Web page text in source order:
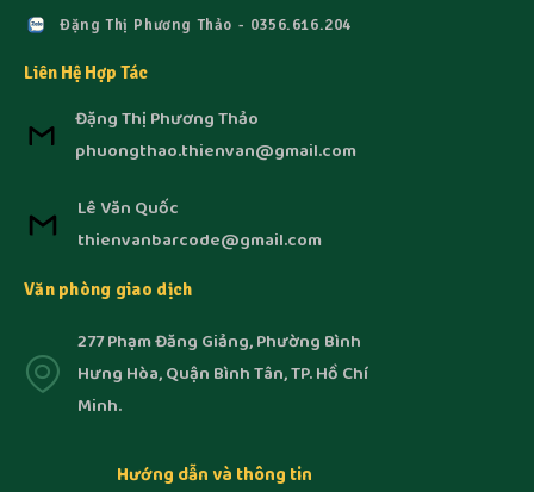
Đặng Thị Phương Thảo - 0356.616.204
Liên Hệ Hợp Tác
Đặng Thị Phương Thảo
phuongthao.thienvan@gmail.com
Lê Văn Quốc
thienvanbarcode@gmail.com
Văn phòng giao dịch
277 Phạm Đăng Giảng, Phường Bình
Hưng Hòa, Quận Bình Tân, TP. Hồ Chí
Minh.
Hướng dẫn và thông tin